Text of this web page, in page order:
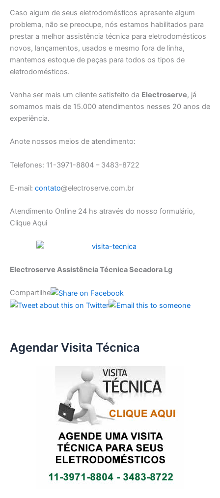
Caso algum de seus eletrodomésticos apresente algum
problema, não se preocupe, nós estamos habilitados para
prestar a melhor assistência técnica para eletrodomésticos
novos, lançamentos, usados e mesmo fora de linha,
mantemos estoque de peças para todos os tipos de
eletrodomésticos.
Venha ser mais um cliente satisfeito da Electroserve, já
somamos mais de 15.000 atendimentos nesses 20 anos de
experiência.
Anote nossos meios de atendimento:
Telefones: 11-3971-8804 – 3483-8722
E-mail: contato@electroserve.com.br
Atendimento Online 24 hs através do nosso formulário,
Clique Aqui
Electroserve Assistência Técnica Secadora Lg
Compartilhe
Agendar Visita Técnica